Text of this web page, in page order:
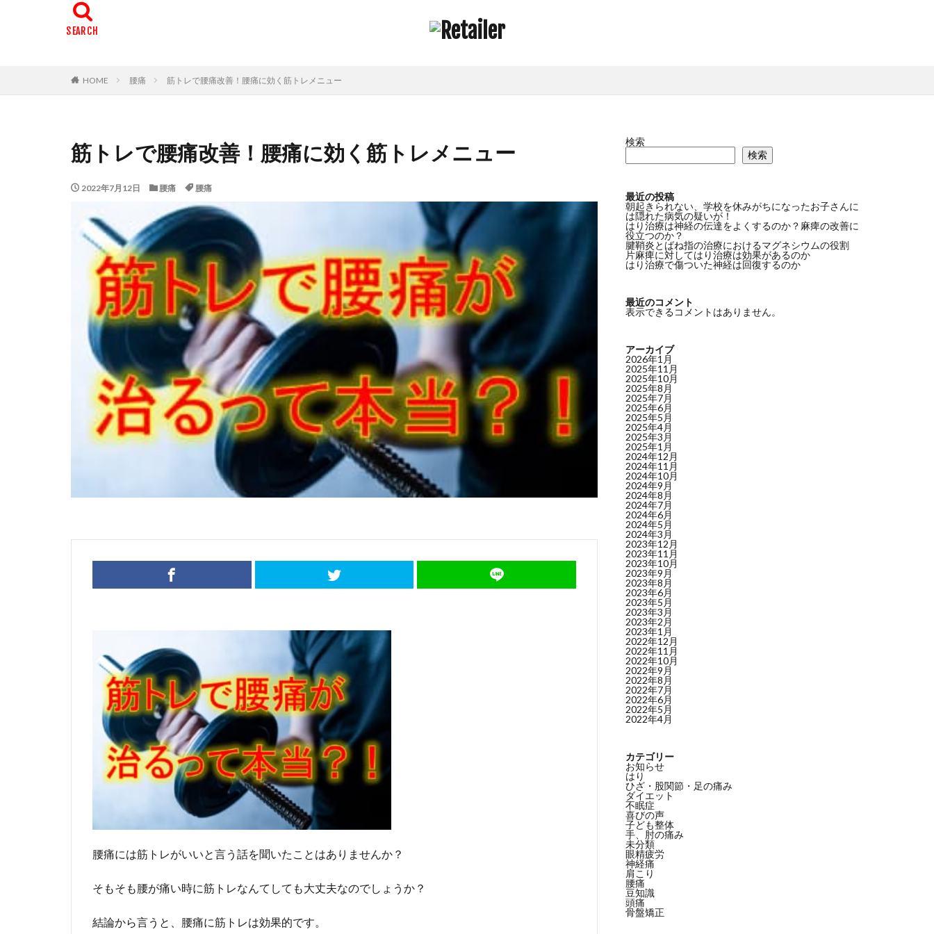
HOME 腰痛 筋トレで腰痛改善！腰痛に効く筋トレメニュー
筋トレで腰痛改善！腰痛に効く筋トレメニュー
2022年7月12日 腰痛 腰痛
腰痛には筋トレがいいと言う話を聞いたことはありませんか？
そもそも腰が痛い時に筋トレなんてしても大丈夫なのでしょうか？
結論から言うと、腰痛に筋トレは効果的です。
検索
検索
最近の投稿
朝起きられない、学校を休みがちになったお子さんに
は隠れた病気の疑いが！
はり治療は神経の伝達をよくするのか？麻痺の改善に
役立つのか？
腱鞘炎とばね指の治療におけるマグネシウムの役割
片麻痺に対してはり治療は効果があるのか
はり治療で傷ついた神経は回復するのか
最近のコメント
表示できるコメントはありません。
アーカイブ
2026年1月
2025年11月
2025年10月
2025年8月
2025年7月
2025年6月
2025年5月
2025年4月
2025年3月
2025年1月
2024年12月
2024年11月
2024年10月
2024年9月
2024年8月
2024年7月
2024年6月
2024年5月
2024年3月
2023年12月
2023年11月
2023年10月
2023年9月
2023年8月
2023年6月
2023年5月
2023年3月
2023年2月
2023年1月
2022年12月
2022年11月
2022年10月
2022年9月
2022年8月
2022年7月
2022年6月
2022年5月
2022年4月
カテゴリー
お知らせ
はり
ひざ・股関節・足の痛み
ダイエット
不眠症
喜びの声
子ども整体
手、肘の痛み
未分類
眼精疲労
神経痛
肩こり
腰痛
豆知識
頭痛
骨盤矯正